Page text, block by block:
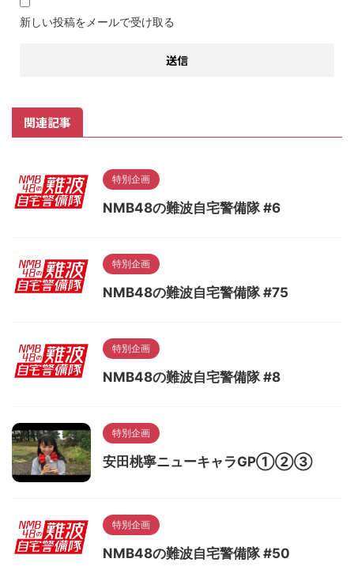
新しい投稿をメールで受け取る
関連記事
特別企画
NMB48の難波自宅警備隊 #6
特別企画
NMB48の難波自宅警備隊 #75
特別企画
NMB48の難波自宅警備隊 #8
特別企画
安田桃寧ニューキャラGP①②③
特別企画
NMB48の難波自宅警備隊 #50